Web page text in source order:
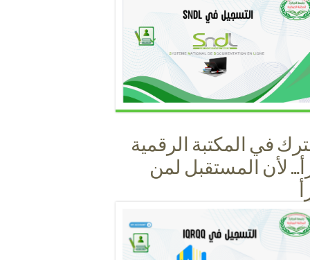
في المكتبة الرقمية
لأن المستقبل لمن